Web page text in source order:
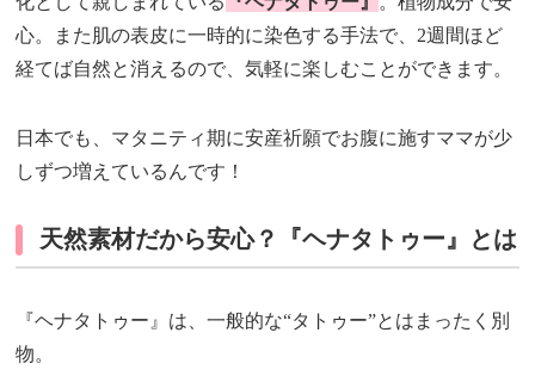
心。また肌の表皮に一時的に染色する手法で、2週間ほど
経てば自然と消えるので、気軽に楽しむことができます。
日本でも、マタニティ期に安産祈願でお腹に施すママが少
しずつ増えているんです！
天然素材だから安心？『ヘナタトゥー』とは
『ヘナタトゥー』は、一般的な“タトゥー”とはまったく別
物。